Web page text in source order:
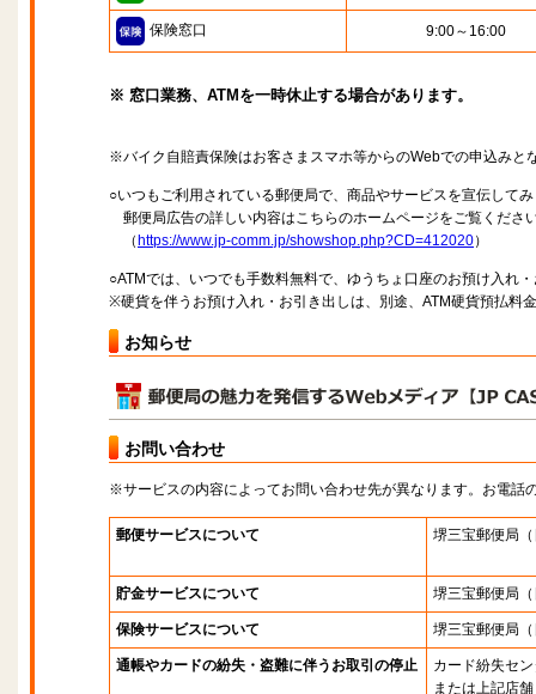
保険窓口 9:00～16:00
※ 窓口業務、ATMを一時休止する場合があります。
※バイク自賠責保険はお客さまスマホ等からのWebでの申込みと
○いつもご利用されている郵便局で、商品やサービスを宣伝して
郵便局広告の詳しい内容はこちらのホームページをご覧くださ
（ https://www.jp-comm.jp/showshop.php?CD=412020）
○ATMでは、いつでも手数料無料で、ゆうちょ口座のお預け入れ
※硬貨を伴うお預け入れ・お引き出しは、別途、ATM硬貨預払料
お知らせ
お問い合わせ
※サービスの内容によってお問い合わせ先が異なります。お電話
郵便サービスについて 堺三宝郵便局
貯金サービスについて 堺三宝郵便局
保険サービスについて 堺三宝郵便局
通帳やカードの紛失・盗難に伴うお取引の停止
カード紛失セ
または上記店舗